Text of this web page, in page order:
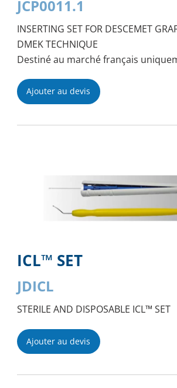
JCP0011.1
INSERTING SET FOR DESCEMET
DMEK TECHNIQUE
Destiné au marché français
Ajouter au devis
ICL™ SET
JDICL
STERILE AND DISPOSABLE ICL™ SET
Ajouter au devis